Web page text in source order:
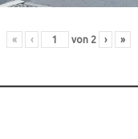
« ‹ von 2 › »